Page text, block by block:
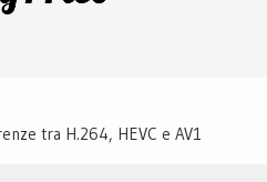
tra H.264, HEVC e AV1